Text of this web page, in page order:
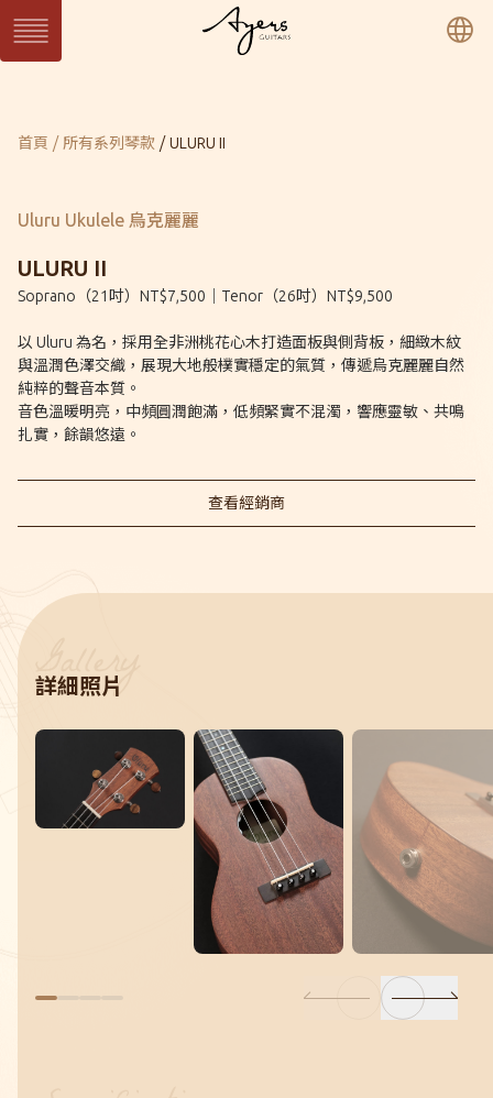
SUN 日系列
WAVE 濤系列
MASTER Series
Vintage Series
客製琴
訂製客製琴
客製琴展示
關於Ayers
首頁 所有系列琴款 目前頁面：
ULURU II
Uluru Ukulele 烏克麗麗
ULURU II
Soprano（21吋）NT$7,500｜Tenor（26吋）NT$9,500
以 Uluru 為名，採用全非洲桃花心木打造面板與側背板，細緻木紋
與溫潤色澤交織，展現大地般樸實穩定的氣質，傳遞烏克麗麗自然
純粹的聲音本質。
音色溫暖明亮，中頻圓潤飽滿，低頻緊實不混濁，響應靈敏、共鳴
扎實，餘韻悠遠。
查看經銷商
詳細照片